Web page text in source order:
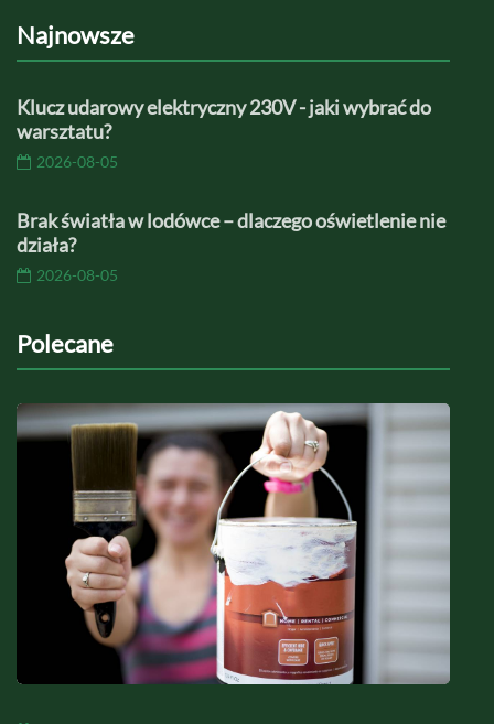
Najnowsze
Klucz udarowy elektryczny 230V - jaki wybrać do
warsztatu?
2026-08-05
Brak światła w lodówce – dlaczego oświetlenie nie
działa?
2026-08-05
Polecane